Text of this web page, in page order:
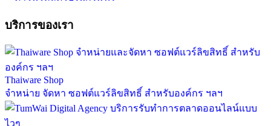
บริการของเรา
Thaiware Shop
จำหน่าย จัดหา ซอฟต์แวร์ลิขสิทธิ์ สำหรับองค์กร ฯลฯ